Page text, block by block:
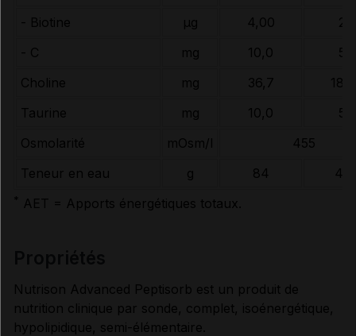
- Biotine
µg 4,00
20
- C
mg 10,0
50
Choline
mg 36,7
Taurine
mg 10,0
50
Osmolarité
mOsm/l
455
Teneur en eau
g 84
* AET = Apports énergétiques totaux.
Nutrison Advanced Peptisorb est un produit de
nutrition clinique par sonde, complet, isoénergétique,
hypolipidique, semi-élémentaire.